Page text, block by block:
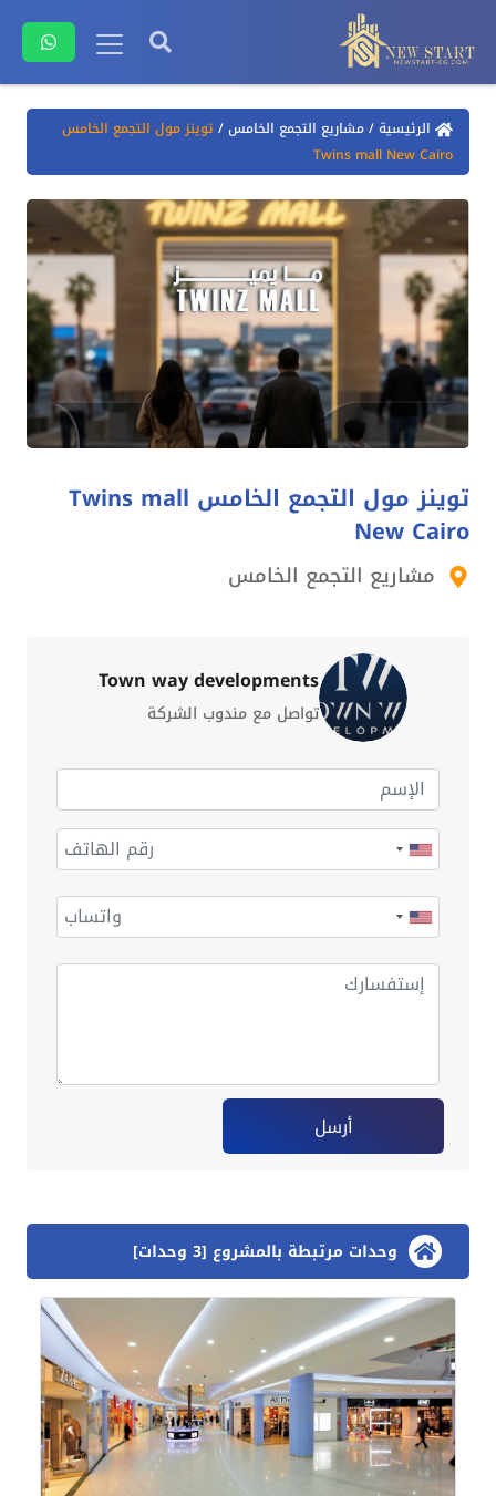
الرئيسية/مشاريع التجمع الخامس/ توينز مول التجمع الخامس
Twins mall New Cairo
توينز مول التجمع الخامس Twins mall
New Cairo
مشاريع التجمع الخامس
Town way developments
تواصل مع مندوب الشركة
أرسل
وحدات مرتبطة بالمشروع [3 وحدات]